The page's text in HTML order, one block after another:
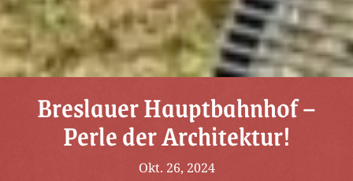
Breslauer Hauptbahnhof –
Perle der Architektur!
Okt. 26, 2024